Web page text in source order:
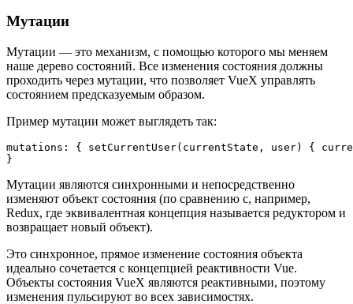
Мутации
Мутации — это механизм, с помощью которого мы меняем
наше дерево состояний. Все изменения состояния должны
проходить через мутации, что позволяет VueX управлять
состоянием предсказуемым образом.
Пример мутации может выглядеть так:
mutations: { setCurrentUser(currentState, user) {
Мутации являются синхронными и непосредственно
изменяют объект состояния (по сравнению с, например,
Redux, где эквивалентная концепция называется редуктором и
возвращает новый объект).
Это синхронное, прямое изменение состояния объекта
идеально сочетается с концепцией реактивности Vue.
Объекты состояния VueX являются реактивными, поэтому
изменения пульсируют во всех зависимостях.